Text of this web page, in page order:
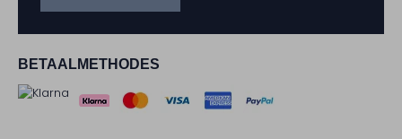
BETAALMETHODES